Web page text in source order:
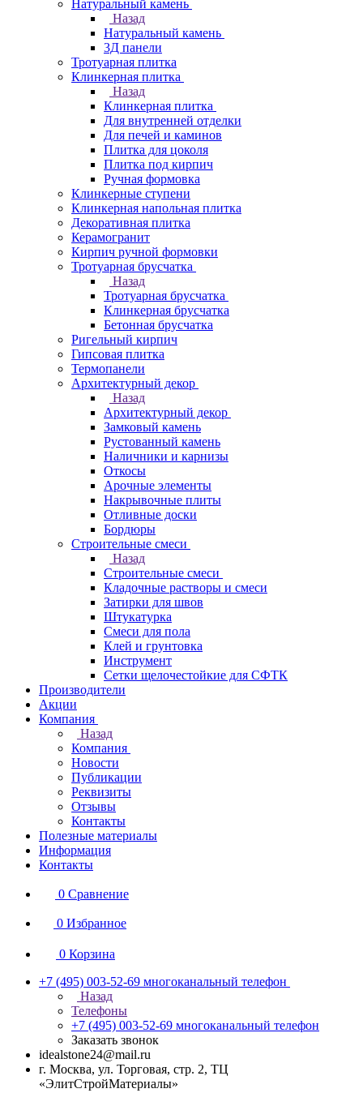
Натуральный камень
Назад
Натуральный камень
3Д панели
Тротуарная плитка
Клинкерная плитка
Назад
Клинкерная плитка
Для внутренней отделки
Для печей и каминов
Плитка для цоколя
Плитка под кирпич
Ручная формовка
Клинкерные ступени
Клинкерная напольная плитка
Декоративная плитка
Керамогранит
Кирпич ручной формовки
Тротуарная брусчатка
Назад
Тротуарная брусчатка
Клинкерная брусчатка
Бетонная брусчатка
Ригельный кирпич
Гипсовая плитка
Термопанели
Архитектурный декор
Назад
Архитектурный декор
Замковый камень
Рустованный камень
Наличники и карнизы
Откосы
Арочные элементы
Накрывочные плиты
Отливные доски
Бордюры
Строительные смеси
Назад
Строительные смеси
Кладочные растворы и смеси
Затирки для швов
Штукатурка
Смеси для пола
Клей и грунтовка
Инструмент
Сетки щелочестойкие для СФТК
Производители
Акции
Компания
Назад
Компания
Новости
Публикации
Реквизиты
Отзывы
Контакты
Полезные материалы
Информация
Контакты
0 Сравнение
0 Избранное
0 Корзина
+7 (495) 003-52-69 многоканальный телефон
Назад
Телефоны
+7 (495) 003-52-69 многоканальный телефон
Заказать звонок
idealstone24@mail.ru
г. Москва, ул. Торговая, стр. 2, ТЦ
«ЭлитСтройМатериалы»